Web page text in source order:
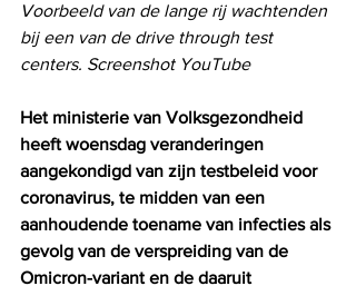
Voorbeeld van de lange rij wachtenden
bij een van de drive through test
centers. Screenshot YouTube
Het ministerie van Volksgezondheid
heeft woensdag veranderingen
aangekondigd van zijn testbeleid voor
coronavirus, te midden van een
aanhoudende toename van infecties als
gevolg van de verspreiding van de
Omicron-variant en de daaruit